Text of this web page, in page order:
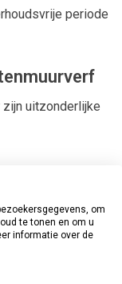
periode
uitzonderlijke
ideaal voor
moeten
om
te tonen en om u
informatie over de